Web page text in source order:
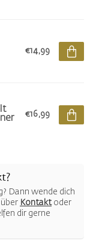
€14,99
€16,99
Dann wende dich
Kontaktoder
dir gerne